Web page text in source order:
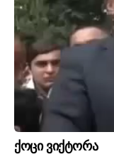
ქოცი ვიქტორა